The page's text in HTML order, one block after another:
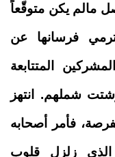
مالم يكن متوقّعاً
ترمي فرسانها عن
المتتابعة
شملهم. انتهز
فأمر أصحابه
زلزل قلوب